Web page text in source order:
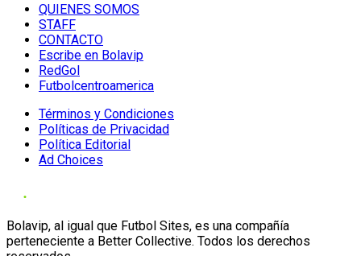
QUIENES SOMOS
STAFF
CONTACTO
Escribe en Bolavip
RedGol
Futbolcentroamerica
Términos y Condiciones
Políticas de Privacidad
Política Editorial
Ad Choices
Bolavip, al igual que Futbol Sites, es una compañía
perteneciente a Better Collective. Todos los derechos